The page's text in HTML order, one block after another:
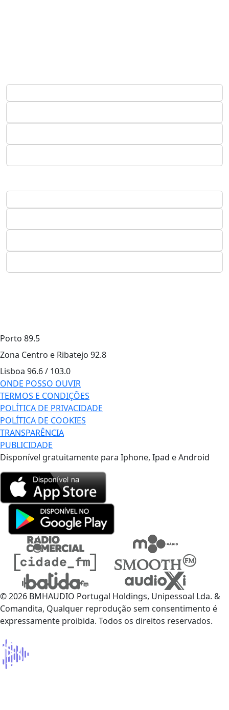
Porto 89.5
Zona Centro e Ribatejo 92.8
Lisboa 96.6 / 103.0
ONDE POSSO OUVIR
TERMOS E CONDIÇÕES
POLÍTICA DE PRIVACIDADE
POLÍTICA DE COOKIES
TRANSPARÊNCIA
PUBLICIDADE
Disponível gratuitamente para Iphone, Ipad e Android
© 2026 BMHAUDIO Portugal Holdings, Unipessoal Lda. &
Comandita, Qualquer reprodução sem consentimento é
expressamente proibida. Todos os direitos reservados.